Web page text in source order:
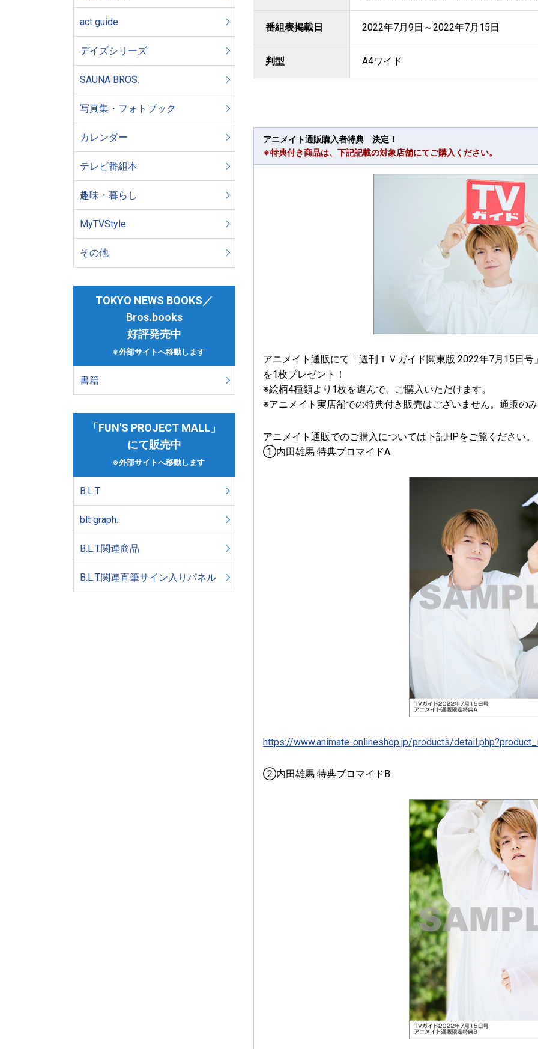
番組表掲載日 2022年7月9日～2022年7月15日
判型 A4ワイド
アニメイト通販購入者特典 決定！
※特典付き商品は、下記記載の対象店舗にてご購入ください。
アニメイト通販にて「週刊ＴＶガイド関東版 2022年7月15日
を1枚プレゼント！
※絵柄4種類より1枚を選んで、ご購入いただけます。
※アニメイト実店舗での特典付き販売はございません。通販の
アニメイト通販でのご購入については下記HPをご覧ください。
①内田雄馬 特典ブロマイドA
https://www.animate-onlineshop.jp/products/
②内田雄馬 特典ブロマイドB
act guide
デイズシリーズ
SAUNA BROS.
写真集・フォトブック
カレンダー
テレビ番組本
趣味・暮らし
MyTVStyle
その他
TOKYO NEWS BOOKS／
Bros.books
好評発売中
※外部サイトへ移動します
書籍
「FUN'S PROJECT MALL」
にて販売中
※外部サイトへ移動します
B.L.T.
blt graph.
B.L.T.関連商品
B.L.T.関連直筆サイン入りパネル